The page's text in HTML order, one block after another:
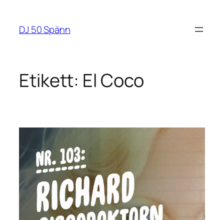
innehåll
DJ 50 Spänn
Etikett: El Coco